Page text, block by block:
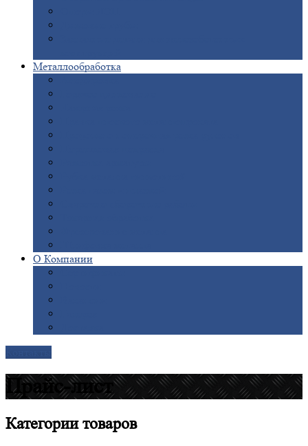
Металлообработка
О Компании
Прайс-лист
Категориитоваров